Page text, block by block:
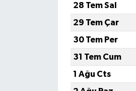
28 Tem Sal
29 Tem Çar
30 Tem Per
31 Tem Cum
1 Ağu Cts